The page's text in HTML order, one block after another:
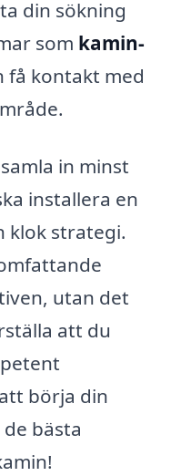
din sökning
som kamin-
få kontakt med
in minst
installera en
klok strategi.
utan det
att du
börja din
bästa